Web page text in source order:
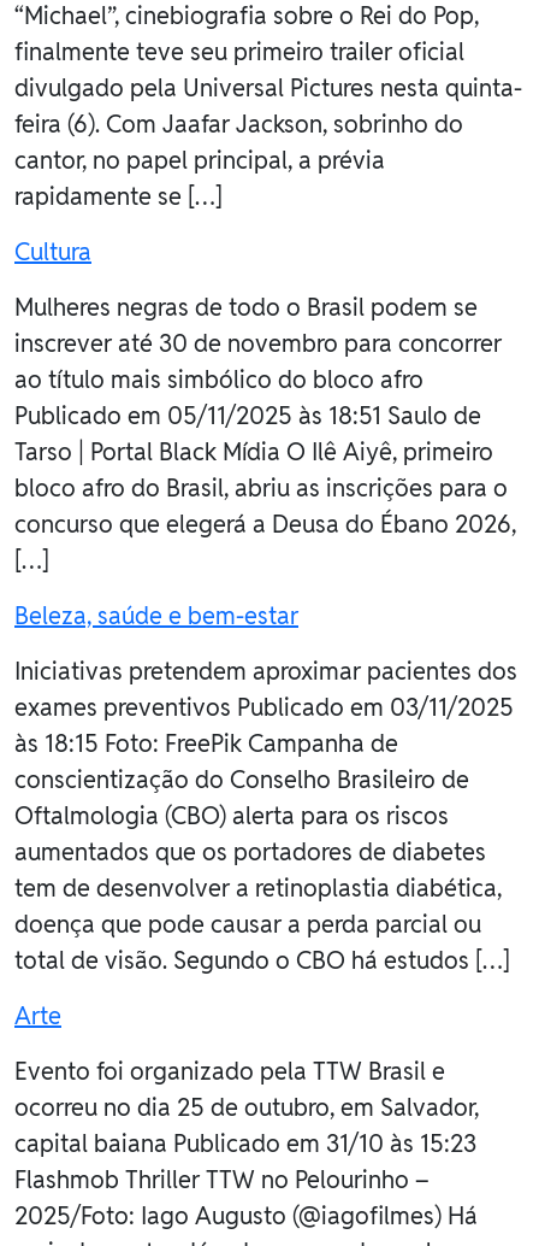
“Michael”, cinebiografia sobre o Rei do Pop,
finalmente teve seu primeiro trailer oficial
divulgado pela Universal Pictures nesta quinta-
feira (6). Com Jaafar Jackson, sobrinho do
cantor, no papel principal, a prévia
rapidamente se […]
Cultura
Mulheres negras de todo o Brasil podem se
inscrever até 30 de novembro para concorrer
ao título mais simbólico do bloco afro
Publicado em 05/11/2025 às 18:51 Saulo de
Tarso | Portal Black Mídia O Ilê Aiyê, primeiro
bloco afro do Brasil, abriu as inscrições para o
concurso que elegerá a Deusa do Ébano 2026,
[…]
Beleza, saúde e bem-estar
Iniciativas pretendem aproximar pacientes dos
exames preventivos Publicado em 03/11/2025
às 18:15 Foto: FreePik Campanha de
conscientização do Conselho Brasileiro de
Oftalmologia (CBO) alerta para os riscos
aumentados que os portadores de diabetes
tem de desenvolver a retinoplastia diabética,
doença que pode causar a perda parcial ou
total de visão. Segundo o CBO há estudos […]
Arte
Evento foi organizado pela TTW Brasil e
ocorreu no dia 25 de outubro, em Salvador,
capital baiana Publicado em 31/10 às 15:23
Flashmob Thriller TTW no Pelourinho –
2025/Foto: Iago Augusto (@iagofilmes) Há